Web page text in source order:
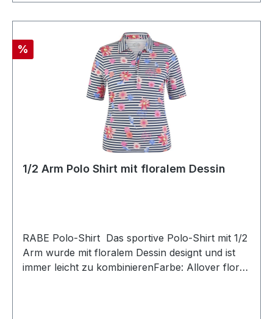
Rabatt
%
1/2 Arm Polo Shirt mit floralem Dessin
RABE Polo-Shirt Das sportive Polo-Shirt mit 1/2
Arm wurde mit floralem Dessin designt und ist
immer leicht zu kombinierenFarbe: Allover floral